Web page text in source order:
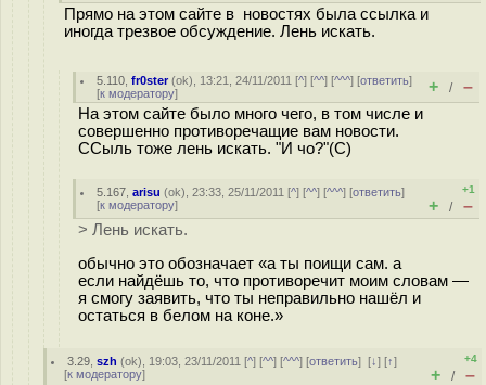
Прямо на этом сайте в новостях была ссылка и
иногда трезвое обсуждение. Лень искать.
5.110 ,fr0ster(ok), 13:21, 24/11/2011 [^] [^^] [^^^] [ответить]
[к модератору] + / –
На этом сайте было много чего, в том числе и
совершенно противоречащие вам новости.
ССыль тоже лень искать. "И чо?"(С)
5.167 ,arisu (ok), 23:33, 25/11/2011 [^] [^^] [^^^] [ответить]
[к модератору]
+1
+ / –
> Лень искать.
обычно это обозначает «а ты поищи сам. а
если найдёшь то, что противоречит моим словам —
я смогу заявить, что ты неправильно нашёл и
остаться в белом на коне.»
3.29 ,szh (ok), 19:03, 23/11/2011 [^] [^^] [^^^] [ответить][↓] [↑]
[к модератору]
+4
+ / –